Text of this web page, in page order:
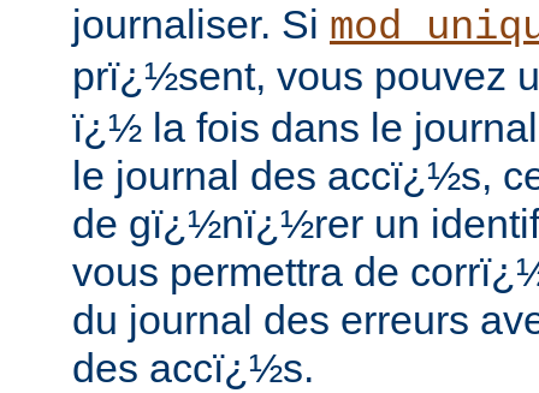
journaliser. Si
prï¿½sent, vous pouvez
ï¿½ la fois dans le
le journal des accï¿½s,
de gï¿½nï¿½rer un
vous permettra de
du journal des erreurs
des accï¿½s.